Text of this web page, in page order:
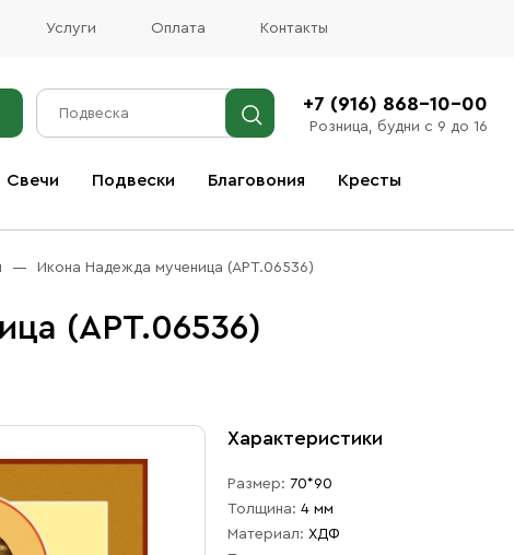
Услуги Оплата Контакты
+7 (916) 868-10-00
Розница, будни с 9 до 16
Свечи Подвески Благовония Кресты
Икона Надежда мученица (АРТ.06536)
(АРТ.06536)
Характеристики
Размер: 70*90
Толщина: 4 мм
Материал: ХДФ